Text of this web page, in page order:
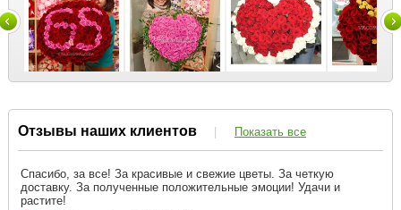
Отзывы наших клиентов | Показать все
Спасибо, за все! За красивые и свежие цветы. За четкую
доставку. За полученные положительные эмоции! Удачи и
растите!